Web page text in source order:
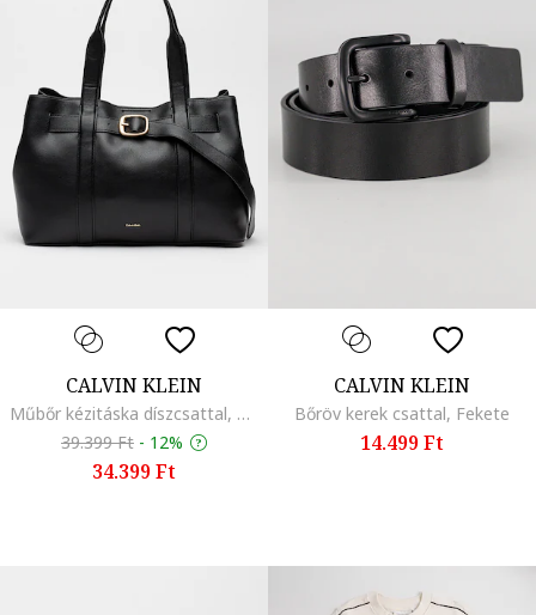
CALVIN KLEIN
Műbőr kézitáska díszcsattal, Fekete
39.399 Ft - 12%
34.399 Ft
CALVIN KLEIN
Bőröv kerek csattal, Fekete
14.499 Ft